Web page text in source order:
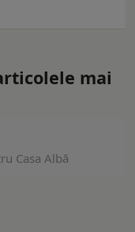
mai
Casa Albă